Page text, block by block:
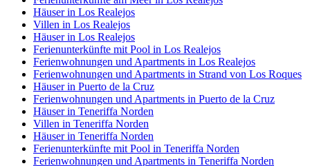
Häuser in Los Realejos
Villen in Los Realejos
Häuser in Los Realejos
Ferienunterkünfte mit Pool in Los Realejos
Ferienwohnungen und Apartments in Los Realejos
Ferienwohnungen und Apartments in Strand von Los Roques
Häuser in Puerto de la Cruz
Ferienwohnungen und Apartments in Puerto de la Cruz
Häuser in Teneriffa Norden
Villen in Teneriffa Norden
Häuser in Teneriffa Norden
Ferienunterkünfte mit Pool in Teneriffa Norden
Ferienwohnungen und Apartments in Teneriffa Norden